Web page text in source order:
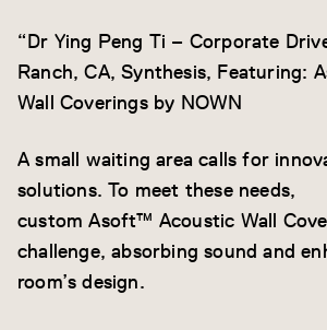
“Dr Ying Peng Ti – Corporate
Ranch, CA, Synthesis, Featuring:
Wall Coverings by NOWN
A small waiting area calls for
solutions. To meet these needs,
custom Asoft™ Acoustic Wall
challenge, absorbing sound and
room’s design.